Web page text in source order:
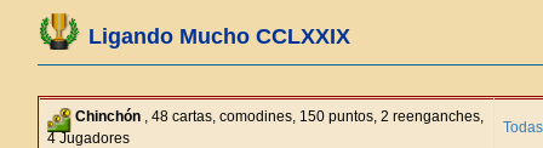
Ligando Mucho CCLXXIX
Chinchón , 48 cartas, comodines, 150 puntos, 2 reenganches,
4 Jugadores